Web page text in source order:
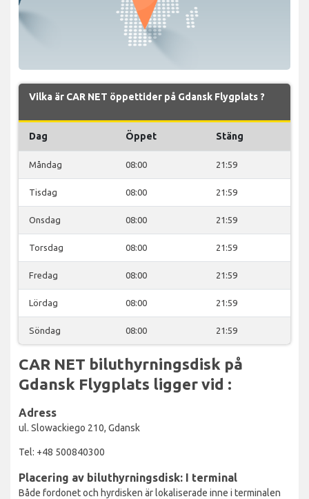
Vilka är CAR NET öppettider på Gdansk Flygplats ?
Dag Öppet Stäng
Måndag 08:00 21:59
Tisdag 08:00 21:59
Onsdag 08:00 21:59
Torsdag 08:00 21:59
Fredag 08:00 21:59
Lördag 08:00 21:59
Söndag 08:00 21:59
CAR NET biluthyrningsdisk på
Gdansk Flygplats ligger vid :
Adress
ul. Slowackiego 210, Gdansk
Tel: +48 500840300
Placering av biluthyrningsdisk: I terminal
Både fordonet och hyrdisken är lokaliserade inne i terminalen